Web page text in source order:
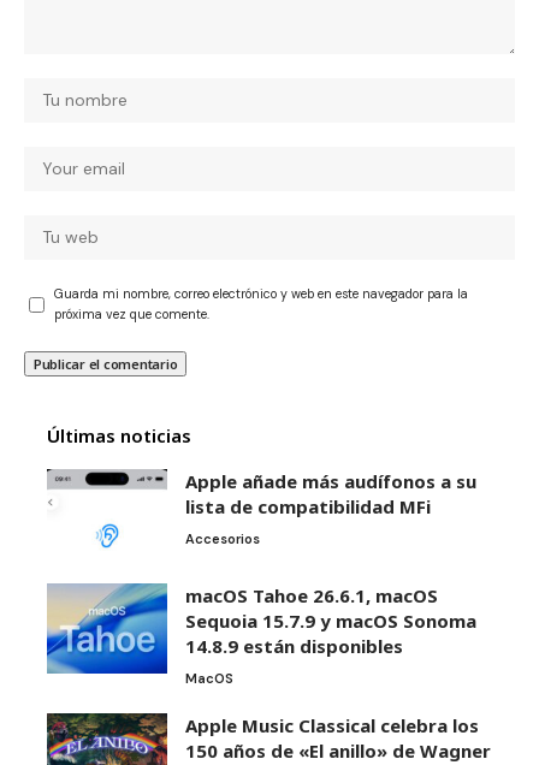
Guarda mi nombre, correo electrónico y web en este navegador para la
próxima vez que comente.
Últimas noticias
Apple añade más audífonos a su
lista de compatibilidad MFi
Accesorios
macOS Tahoe 26.6.1, macOS
Sequoia 15.7.9 y macOS Sonoma
14.8.9 están disponibles
MacOS
Apple Music Classical celebra los
150 años de «El anillo» de Wagner